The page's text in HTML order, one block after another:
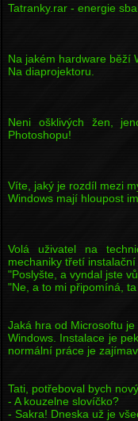
Tatranky.rar - energie
Na jakém hardware běží
Na diaprojektoru.
Neni ošklivých žen,
Photoshopu!
Víte, jaký je rozdíl mezi
Windows mají hloupost
Volá uživatel na
mechaniky třetí
"Poslyšte, a vyndal jste
"Ne, a to mi připomíná,
Jaká hra od Microsoftu
Windows. Instalace je
normální práce je
Tati, potřeboval bych
- A kouzelne slovíčko?
- Sakra! Dneska už je